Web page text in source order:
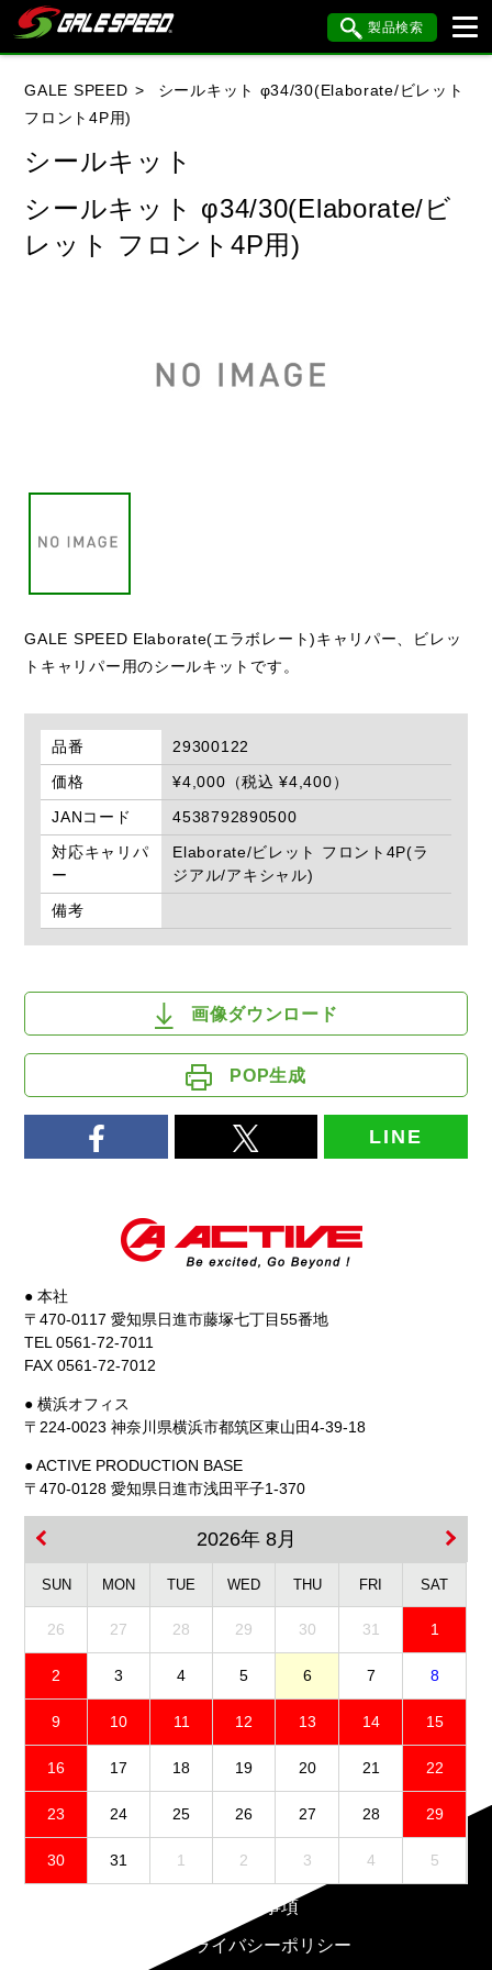
製品検索
車種検索
HONDA YAMAHA SUZUKI
KAWASAKI BMW DUCATI
GALE SPEED
シールキット φ34/30(Elaborate/ビレット
フロント4P用)
シールキット
シールキット φ34/30(Elaborate/ビ
レット フロント4P用)
GALE SPEED Elaborate(エラボレート)キャリパー、ビレッ
トキャリパー用のシールキットです。
品番
29300122
価格
¥4,000（税込 ¥4,400）
JANコード
4538792890500
対応キャリパ
ー
Elaborate/ビレット フロント4P(ラ
ジアル/アキシャル)
備考
画像ダウンロード
POP生成
LINE
● 本社
〒470-0117 愛知県日進市藤塚七丁目55番地
TEL 0561-72-7011
FAX 0561-72-7012
● 横浜オフィス
〒224-0023 神奈川県横浜市都筑区東山田4-39-18
● ACTIVE PRODUCTION BASE
〒470-0128 愛知県日進市浅田平子1-370
2026年 8月
SUN MON TUE WED THU FRI SAT
26 27 28 29 30 31 1
2 3 4 5 6 7 8
9 10 11 12 13 14 15
16 17 18 19 20 21 22
23 24 25 26 27 28 29
30 31 1 2 3 4 5
免責事項
プライバシーポリシー